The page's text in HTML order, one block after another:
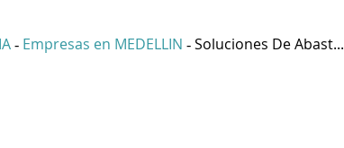
- Empresas en MEDELLIN - Soluciones De Abast...